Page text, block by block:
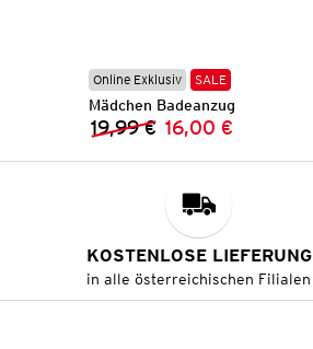
Online Exklusiv SALE
Mädchen Badeanzug
Vorheriger Preis:
19,99 € Neuer Preis:
16,00 €
KOSTENLOSE LIEFERUNG
in alle österreichischen Filialen